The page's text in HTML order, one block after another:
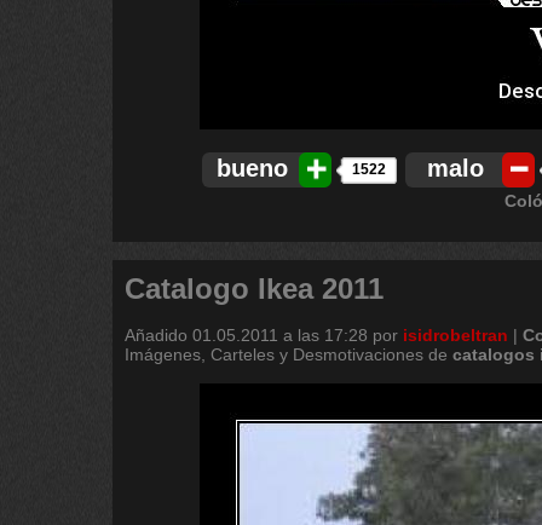
bueno 1522 malo
Catalogo Ikea 2011
Añadido 01.05.2011 a las 17:28 por isidrobeltran |
Imágenes, Carteles y Desmotivaciones de catalogos